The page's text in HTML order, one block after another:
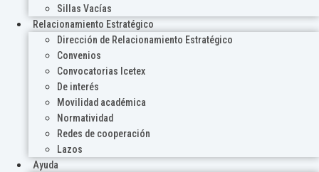
Sillas Vacías
Relacionamiento Estratégico
Dirección de Relacionamiento Estratégico
Convenios
Convocatorias Icetex
De interés
Movilidad académica
Normatividad
Redes de cooperación
Lazos
Ayuda